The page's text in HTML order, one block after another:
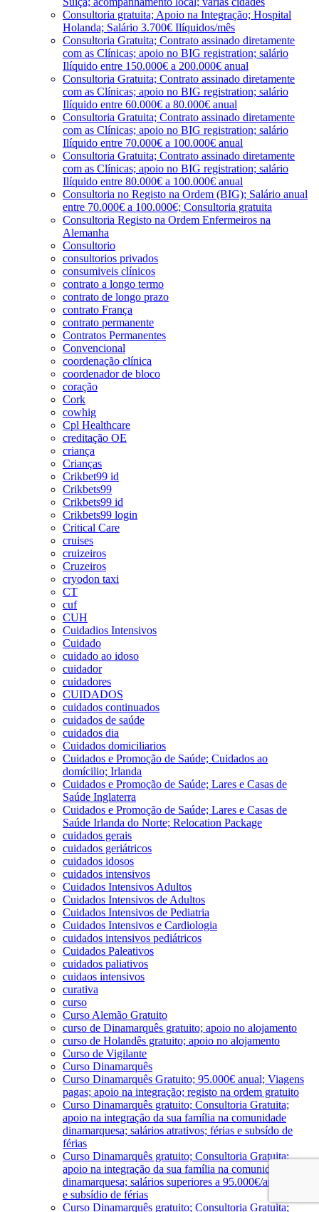
Consultoria gratuita; Apoio na Integração; Hospital
Holanda; Salário 3.700€ Ilíquidos/mês
Consultoria Gratuita; Contrato assinado diretamente
com as Clínicas; apoio no BIG registration; salário
Ilíquido entre 150.000€ a 200.000€ anual
Consultoria Gratuita; Contrato assinado diretamente
com as Clínicas; apoio no BIG registration; salário
Ilíquido entre 60.000€ a 80.000€ anual
Consultoria Gratuita; Contrato assinado diretamente
com as Clínicas; apoio no BIG registration; salário
Ilíquido entre 70.000€ a 100.000€ anual
Consultoria Gratuita; Contrato assinado diretamente
com as Clínicas; apoio no BIG registration; salário
Ilíquido entre 80.000€ a 100.000€ anual
Consultoria no Registo na Ordem (BIG); Salário anual
entre 70.000€ a 100.000€; Consultoria gratuita
Consultoria Registo na Ordem Enfermeiros na
Alemanha
Consultorio
consultorios privados
consumiveis clínicos
contrato a longo termo
contrato de longo prazo
contrato França
contrato permanente
Contratos Permanentes
Convencional
coordenação clínica
coordenador de bloco
coração
Cork
cowhig
Cpl Healthcare
creditação OE
criança
Crianças
Crikbet99 id
Crikbets99
Crikbets99 id
Crikbets99 login
Critical Care
cruises
cruizeiros
Cruzeiros
cryodon taxi
CT
cuf
CUH
Cuidadios Intensivos
Cuidado
cuidado ao idoso
cuidador
cuidadores
CUIDADOS
cuidados continuados
cuidados de saúde
cuidados dia
Cuidados domiciliarios
Cuidados e Promoção de Saúde; Cuidados ao
domícilio; Irlanda
Cuidados e Promoção de Saúde; Lares e Casas de
Saúde Inglaterra
Cuidados e Promoção de Saúde; Lares e Casas de
Saúde Irlanda do Norte; Relocation Package
cuidados gerais
cuidados geriátricos
cuidados idosos
cuidados intensivos
Cuidados Intensivos Adultos
Cuidados Intensivos de Adultos
Cuidados Intensivos de Pediatria
Cuidados Intensivos e Cardiologia
cuidados intensivos pediátricos
Cuidados Paleativos
cuidados paliativos
cuidaos intensivos
curativa
curso
Curso Alemão Gratuito
curso de Dinamarquês gratuito; apoio no alojamento
curso de Holandês gratuito; apoio no alojamento
Curso de Vigilante
Curso Dinamarquês
Curso Dinamarquês Gratuito; 95.000€ anual; Viagens
pagas; apoio na integração; registo na ordem gratuito
Curso Dinamarquês gratuito; Consultoria Gratuita;
apoio na integração da sua família na comunidade
dinamarquesa; salários atrativos; férias e subsído de
férias
Curso Dinamarquês gratuito; Consultoria Gratuita;
apoio na integração da sua família na comunidade
dinamarquesa; salários superiores a 95.000€/ano; férias
e subsídio de férias
Curso Dinamarquês gratuito; Consultoria Gratuita;